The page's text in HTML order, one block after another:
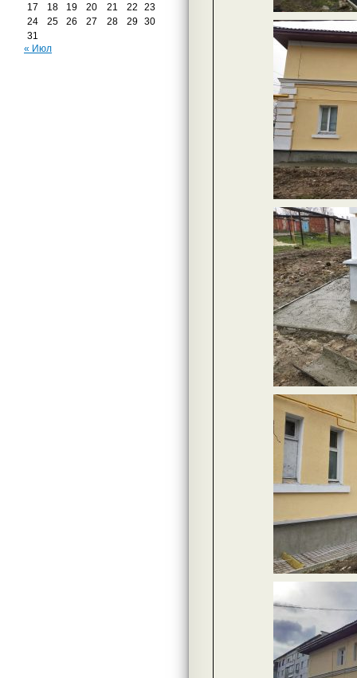
17
18 19 20 21 22
23
24
25 26 27 28 29
30
31
« Июл